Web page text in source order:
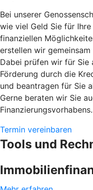
Bei unserer
wie viel Geld Sie für
finanziellen
erstellen wir
Dabei prüfen wir für
Förderung durch die
und beantragen für Sie
Gerne beraten wir Sie
Finanzierungsvorhabens.
Termin vereinbaren
Tools und